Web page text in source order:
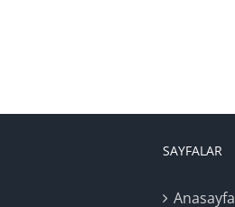
SAYFALAR
Anasayfa